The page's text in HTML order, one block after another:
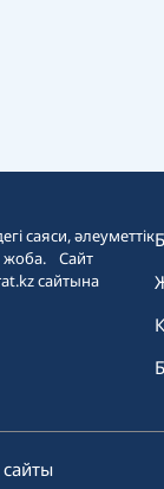
саяси, әлеуметтік
жоба. Сайт
сайтына